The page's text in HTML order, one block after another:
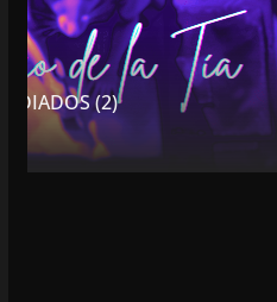
“NO VIVIMOS
LIBERTAD DE
DEMOCRACIA EN
DESPIDIÓ DE MVS
8 agosto, 2026